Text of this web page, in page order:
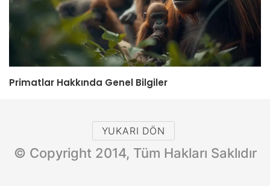
Primatlar Hakkında Genel Bilgiler
YUKARI DÖN
© Copyright 2014, Tüm Hakları Saklıdır